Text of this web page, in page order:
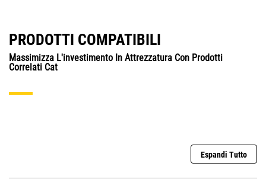
PRODOTTI COMPATIBILI
Massimizza L'investimento In Attrezzatura Con Prodotti
Correlati Cat
Espandi Tutto